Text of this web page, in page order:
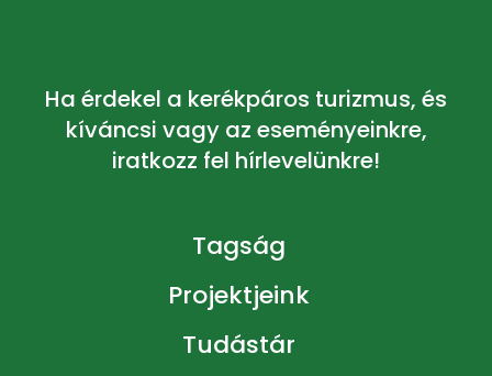
Tagság
Projektjeink
Tudástár
Ha érdekel a kerékpáros turizmus, és
kíváncsi vagy az eseményeinkre,
iratkozz fel hírlevelünkre!